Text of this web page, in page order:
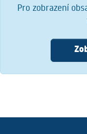
Pro zobrazení